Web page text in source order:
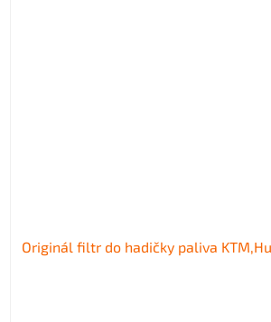
Originál filtr do hadičky paliva